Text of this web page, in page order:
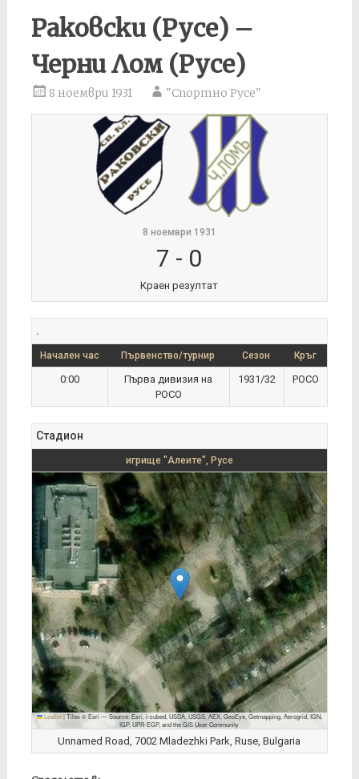
Раковски (Русе) –
Черни Лом (Русе)
8 ноември 1931 "Спортно Русе"
8 ноември 1931
7 - 0
Краен резултат
.
Начален час Първенство/турнир Сезон Кръг
0:00
Първа дивизия на
РОСО
1931/32 РОСО
Стадион
игрище "Алеите", Русе
Leaflet |Tiles © Esri — Source: Esri, i-cubed, USDA, USGS, AEX, GeoEye, Getmapping, Aerogrid, IGN,
IGP, UPR-EGP, and the GIS User Community
Unnamed Road, 7002 Mladezhki Park, Ruse, Bulgaria